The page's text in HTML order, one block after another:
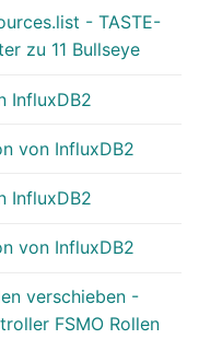
- TASTE-
zu 11 Bullseye
InfluxDB2
von InfluxDB2
InfluxDB2
von InfluxDB2
verschieben -
FSMO Rollen